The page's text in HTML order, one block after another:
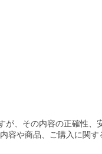
、その内容の正確性
容や商品、ご購入 に関す